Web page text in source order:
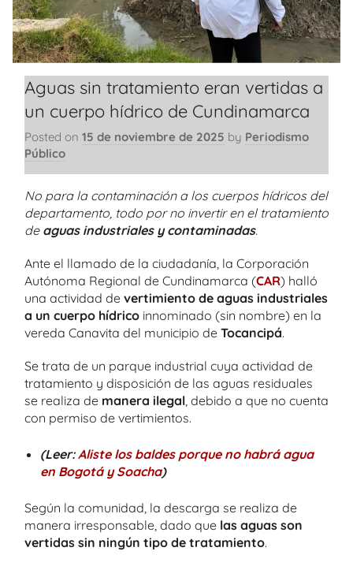
Aguas sin tratamiento eran vertidas a
un cuerpo hídrico de Cundinamarca
Posted on 15 de noviembre de 2025 by Periodismo
Público
No para la contaminación a los cuerpos hídricos del
departamento, todo por no invertir en el tratamiento
de aguas industriales y contaminadas.
Ante el llamado de la ciudadanía, la Corporación
Autónoma Regional de Cundinamarca (CAR) halló
una actividad de vertimiento de aguas industriales
a un cuerpo hídrico innominado (sin nombre) en la
vereda Canavita del municipio de Tocancipá.
Se trata de un parque industrial cuya actividad de
tratamiento y disposición de las aguas residuales
se realiza de manera ilegal , debido a que no cuenta
con permiso de vertimientos.
(Leer:Aliste los baldes porque no habrá agua
en Bogotá y Soacha)
Según la comunidad, la descarga se realiza de
manera irresponsable, dado que las aguas son
vertidas sin ningún tipo de tratamiento.